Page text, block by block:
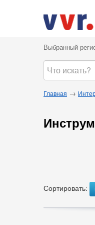
Выбранный
Главная →
Сортировать: